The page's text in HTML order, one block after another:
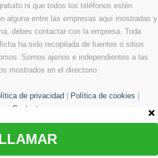
ni que todos los teléfonos estén
alguna entre las empresas aquí mostradas y
debes contactar con la empresa. Toda
ha sido recopilada de fuentes o sitios
Somos ajenos e independientes a las
mostrados en el directorio.
de privacidad Política de cookies
Contacto